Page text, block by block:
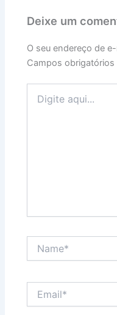
Deixe um
O seu endereço de
Campos
aqui...